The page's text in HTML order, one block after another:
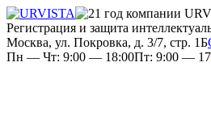
Регистрация и защита
Москва, ул. Покровка, д. 3/7, стр. 1Б
Пн — Чт: 9:00 — 18:00Пт: 9:00 —